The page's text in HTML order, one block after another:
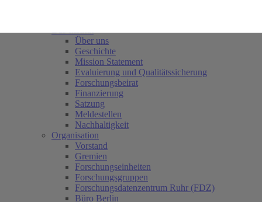
Über uns
Geschichte
Mission Statement
Evaluierung und Qualitätssicherung
Forschungsbeirat
Finanzierung
Satzung
Meldestellen
Nachhaltigkeit
Organisation
Vorstand
Gremien
Forschungseinheiten
Forschungsgruppen
Forschungsdatenzentrum Ruhr (FDZ)
Büro Berlin